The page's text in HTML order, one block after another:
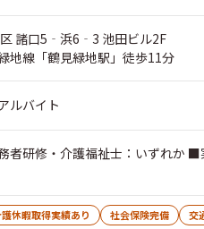
諸口5‐浜6‐3 池田ビル2F
地線「鶴見緑地駅」徒歩11分
ルバイト
者研修・介護福祉士：いずれか ■
休暇取得実績あり 社会保険完備 交